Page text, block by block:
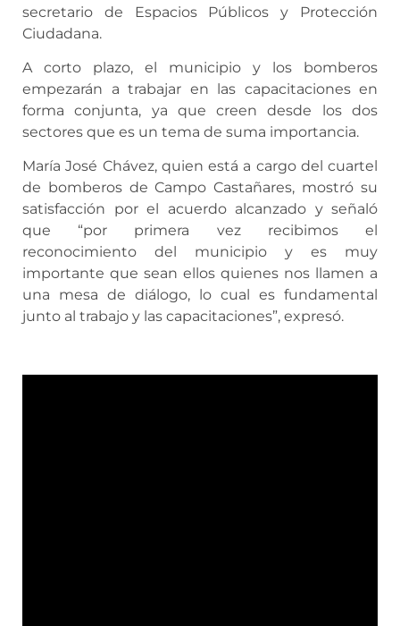
secretario de Espacios Públicos y Protección
Ciudadana.
A corto plazo, el municipio y los bomberos
empezarán a trabajar en las capacitaciones en
forma conjunta, ya que creen desde los dos
sectores que es un tema de suma importancia.
María José Chávez, quien está a cargo del cuartel
de bomberos de Campo Castañares, mostró su
satisfacción por el acuerdo alcanzado y señaló
que “por primera vez recibimos el
reconocimiento del municipio y es muy
importante que sean ellos quienes nos llamen a
una mesa de diálogo, lo cual es fundamental
junto al trabajo y las capacitaciones”, expresó.